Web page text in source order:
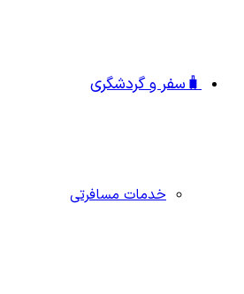
🧳سفر و گردشگری
خدمات مسافرتی